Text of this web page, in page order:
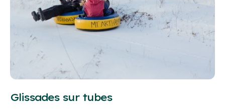
Glissades sur tubes